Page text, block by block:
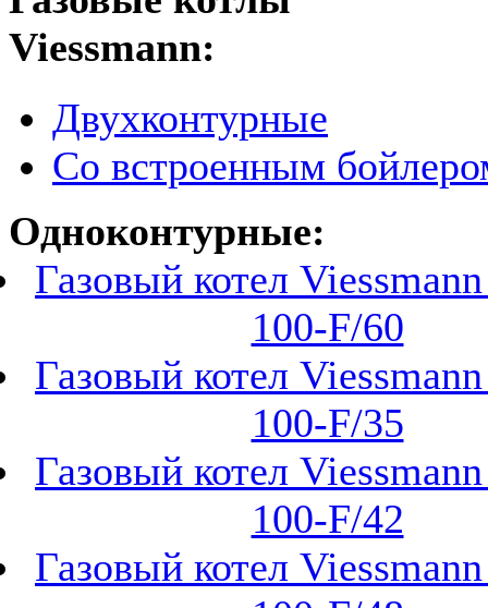
Viessmann:
Двухконтурные
Со встроенным
Одноконтурные:
Газовый котел
100-F/60
Газовый котел
100-F/35
Газовый котел
100-F/42
Газовый котел